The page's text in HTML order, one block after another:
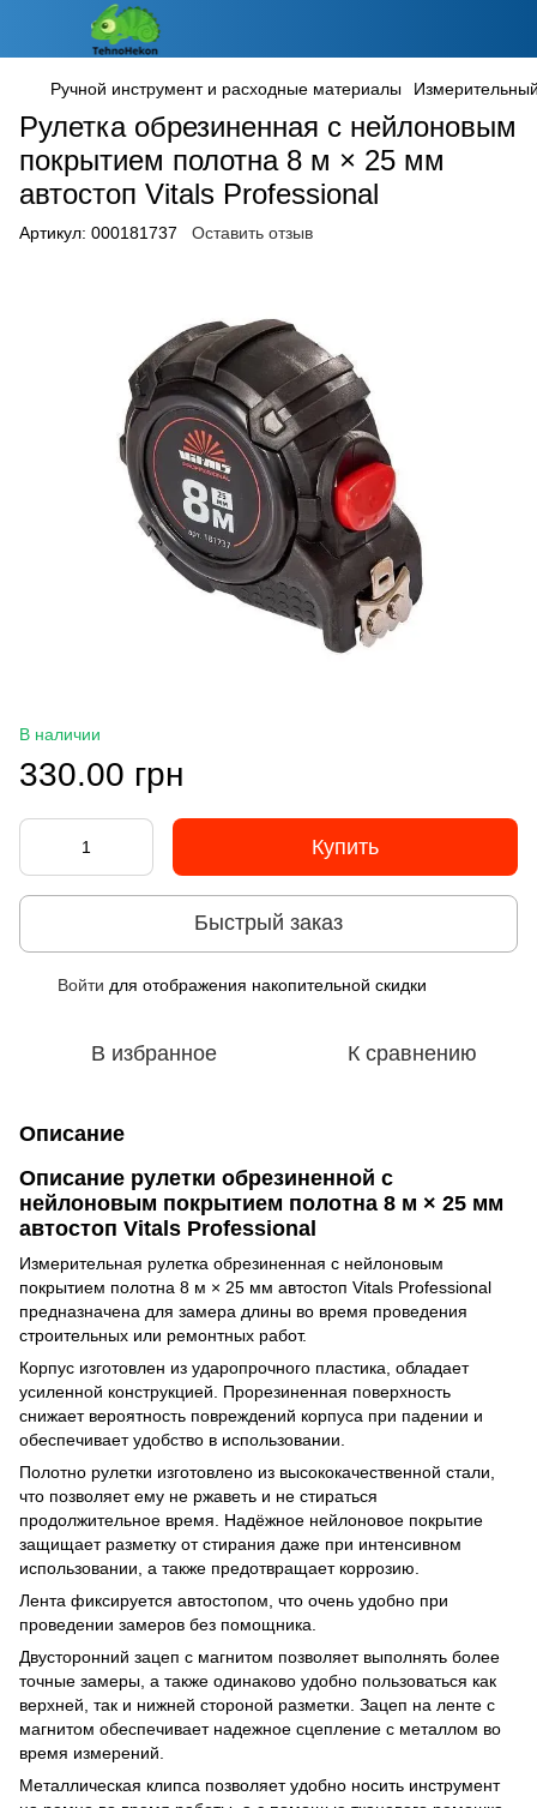
Ручной инструмент и расходные материалы
Рулетка обрезиненная с нейлоновым
покрытием полотна 8 м × 25 мм
автостоп Vitals Professional
Артикул: 000181737 Оставить отзыв
В наличии
330.00 грн
Купить
Быстрый заказ
Войти для отображения накопительной скидки
В избранное К сравнению
Описание
Описание рулетки обрезиненной с
нейлоновым покрытием полотна 8 м × 25 мм
автостоп Vitals Professional
Измерительная рулетка обрезиненная с нейлоновым
покрытием полотна 8 м × 25 мм автостоп Vitals Professional
предназначена для замера длины во время проведения
строительных или ремонтных работ.
Корпус изготовлен из ударопрочного пластика, обладает
усиленной конструкцией. Прорезиненная поверхность
снижает вероятность повреждений корпуса при падении и
обеспечивает удобство в использовании.
Полотно рулетки изготовлено из высококачественной стали,
что позволяет ему не ржаветь и не стираться
продолжительное время. Надёжное нейлоновое покрытие
защищает разметку от стирания даже при интенсивном
использовании, а также предотвращает коррозию.
Лента фиксируется автостопом, что очень удобно при
проведении замеров без помощника.
Двусторонний зацеп с магнитом позволяет выполнять более
точные замеры, а также одинаково удобно пользоваться как
верхней, так и нижней стороной разметки. Зацеп на ленте с
магнитом обеспечивает надежное сцепление с металлом во
время измерений.
Металлическая клипса позволяет удобно носить инструмент